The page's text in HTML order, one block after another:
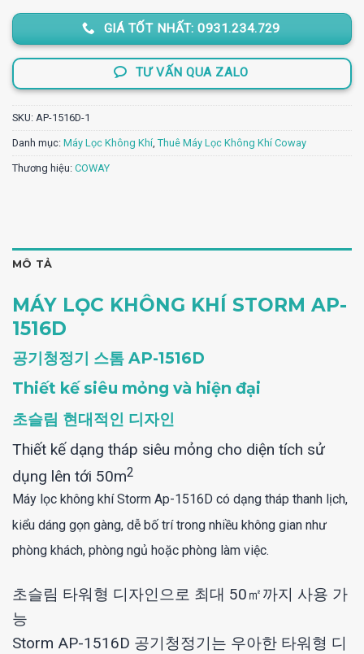
GIÁ TỐT NHẤT: 0931.234.729
TƯ VẤN QUA ZALO
SKU: AP-1516D-1
Danh mục: Máy Lọc Không Khí, Thuê Máy Lọc Không Khí Coway
Thương hiệu: COWAY
MÔ TẢ
MÁY LỌC KHÔNG KHÍ STORM AP-
1516D
공기청정기 스톰 AP-1516D
Thiết kế siêu mỏng và hiện đại
초슬림 현대적인 디자인
Thiết kế dạng tháp siêu mỏng cho diện tích sử
dụng lên tới 50m2
Máy lọc không khí Storm Ap-1516D có dạng tháp thanh lịch,
kiểu dáng gọn gàng, dễ bố trí trong nhiều không gian như
phòng khách, phòng ngủ hoặc phòng làm việc.
초슬림 타워형 디자인으로 최대 50㎡까지 사용 가
능
Storm AP-1516D 공기청정기는 우아한 타워형 디